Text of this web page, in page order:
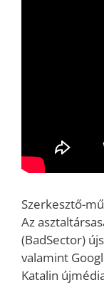
Szerkesztő-
Az
(BadSector)
valamint
Katalin